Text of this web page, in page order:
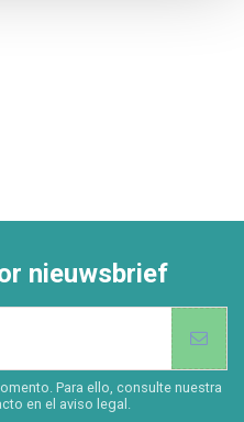
nieuwsbrief
Para ello, consulte nuestra
en el aviso legal.